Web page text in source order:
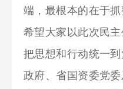
端，最根本的在于抓
希望大家以此次民
把思想和行动统一
政府、省国资委党